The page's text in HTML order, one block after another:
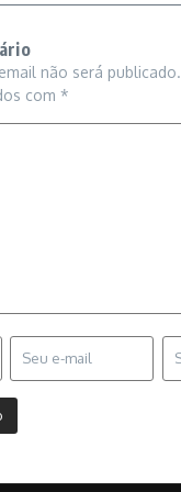
não será publicado.
com *